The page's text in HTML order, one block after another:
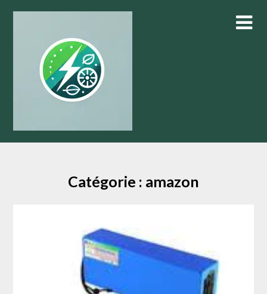
Catégorie : amazon